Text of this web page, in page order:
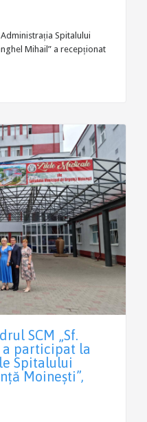
Spitalului
Mihail” a recepționat
SCM „Sf.
participat la
Spitalului
Moinești”,